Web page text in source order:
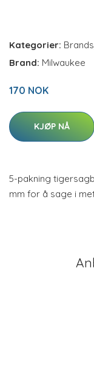
Kategorier: Brands
Brand: Milwaukee
170 NOK
KJØP NÅ
5-pakning
mm for å sage i